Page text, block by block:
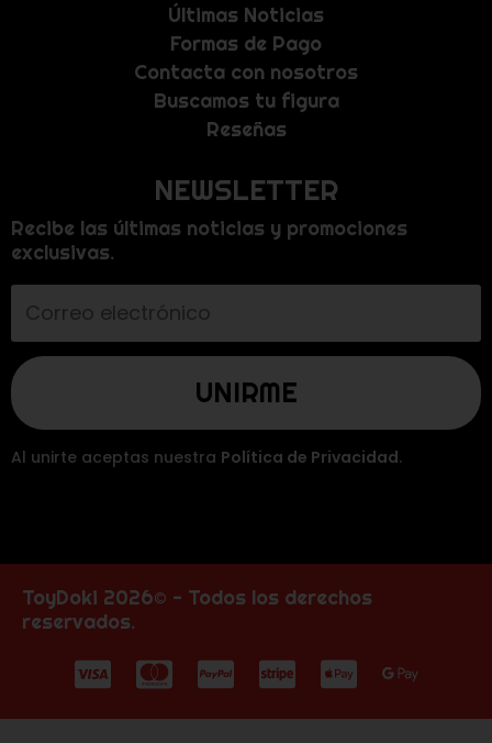
Últimas Noticias
Formas de Pago
Contacta con nosotros
Buscamos tu figura
Reseñas
NEWSLETTER
Recibe las últimas noticias y promociones
exclusivas.
Al unirte aceptas nuestra Política de Privacidad.
ToyDoki 2026© - Todos los derechos
reservados.